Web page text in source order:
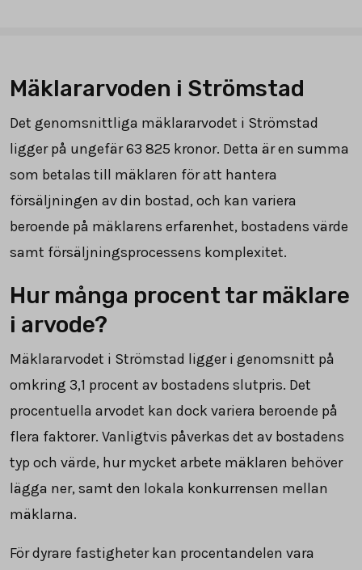
Mäklararvoden i Strömstad
Det genomsnittliga mäklararvodet i Strömstad
ligger på ungefär63 825 kronor. Detta är en summa
som betalas till mäklaren för att hantera
försäljningen av din bostad, och kan variera
beroende på mäklarens erfarenhet, bostadens värde
samt försäljningsprocessens komplexitet.
Hur många procent tar mäklare
i arvode?
Mäklararvodet i Strömstad ligger i genomsnitt på
omkring 3,1 procent av bostadens slutpris. Det
procentuella arvodet kan dock variera beroende på
flera faktorer. Vanligtvis påverkas det av bostadens
typ och värde, hur mycket arbete mäklaren behöver
lägga ner, samt den lokala konkurrensen mellan
mäklarna.
För dyrare fastigheter kan procentandelen vara